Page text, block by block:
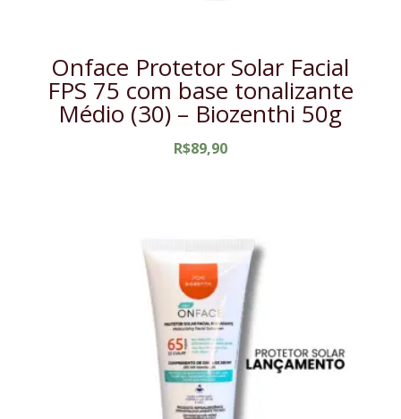
Onface Protetor Solar Facial
FPS 75 com base tonalizante
Médio (30) – Biozenthi 50g
R$89,90